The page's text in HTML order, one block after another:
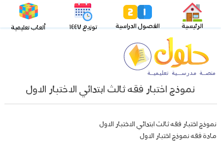
الرئيسية الفصول الدراسية توزيع ١٤٤٧ ألعاب تعليمية
نموذج اختبار فقه ثالث ابتدائي الاختبار الاول
نموذج اختبار فقه ثالث ابتدائي الاختبار الاول
مادة فقه نموذج اختبار الاول